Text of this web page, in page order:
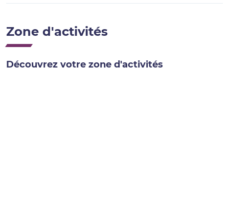
Zone d'activités
Découvrez votre zone d'activités